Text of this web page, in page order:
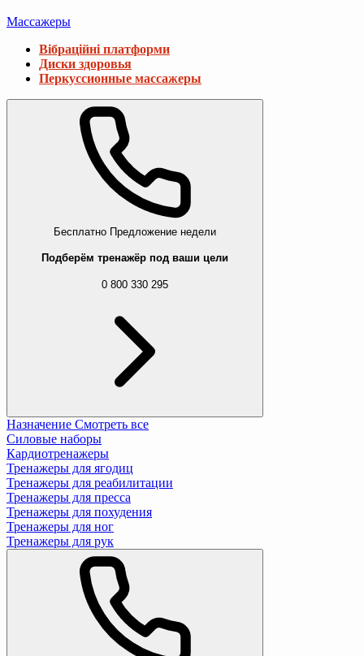
Массажеры
Вібраційні платформи
Диски здоровья
Перкуссионные массажеры
Бесплатно Предложение недели
Подберём тренажёр под ваши цели
0 800 330 295
Назначение Смотреть все
Силовые наборы
Кардиотренажеры
Тренажеры для ягодиц
Тренажеры для реабилитации
Тренажеры для пресса
Тренажеры для похудения
Тренажеры для ног
Тренажеры для рук